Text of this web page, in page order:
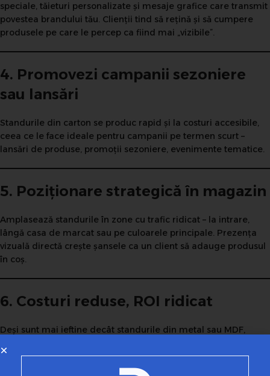
speciale, tăieturi personalizate și mesaje grafice care transmit
povestea brandului tău. Clienții tind să rețină și să cumpere
produsele pe care le percep ca fiind mai „vizibile”.
4. Promovezi campanii sezoniere
sau lansări
Standurile din carton se produc rapid și la costuri accesibile,
ceea ce le face ideale pentru campanii pe termen scurt –
lansări de produse, promoții sezoniere, evenimente tematice.
5. Poziționare strategică în magazin
Amplasează standurile în zone cu trafic ridicat – la intrare,
lângă casa de marcat sau pe culoarele principale. Prezența
vizuală directă crește șansele ca un client să adauge produsul
în coș.
6. Costuri reduse, ROI ridicat
Deși sunt mai ieftine decât standurile din metal sau MDF,
într-un stand din carton bine realizat se poate traduce rapid în